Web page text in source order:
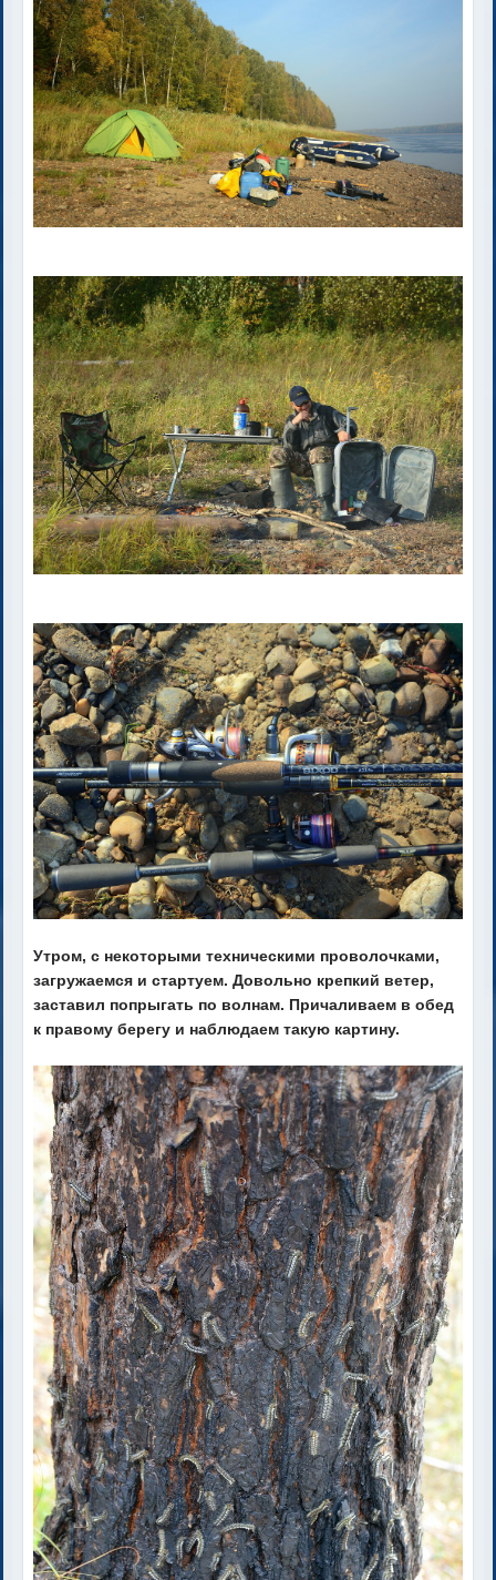
Утром, с некоторыми техническими проволочками,
загружаемся и стартуем. Довольно крепкий ветер,
заставил попрыгать по волнам. Причаливаем в обед
к правому берегу и наблюдаем такую картину.